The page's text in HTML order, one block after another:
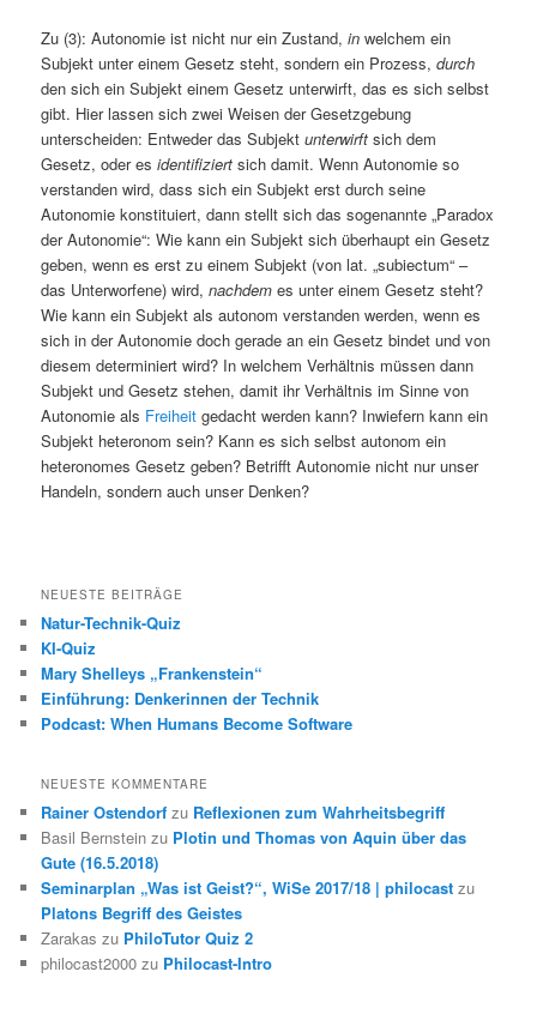
Zu (3): Autonomie ist nicht nur ein Zustand,in welchem ein
Subjekt unter einem Gesetz steht, sondern ein Prozess,durch
den sich ein Subjekt einem Gesetz unterwirft, das es sich selbst
gibt. Hier lassen sich zwei Weisen der Gesetzgebung
unterscheiden: Entweder das Subjektunterwirft sich dem
Gesetz, oder esidentifiziert sich damit. Wenn Autonomie so
verstanden wird, dass sich ein Subjekt erst durch seine
Autonomie konstituiert, dann stellt sich das sogenannte „Paradox
der Autonomie“: Wie kann ein Subjekt sich überhaupt ein Gesetz
geben, wenn es erst zu einem Subjekt (von lat. „subiectum“ –
das Unterworfene) wird,nachdem es unter einem Gesetz steht?
Wie kann ein Subjekt als autonom verstanden werden, wenn es
sich in der Autonomie doch gerade an ein Gesetz bindet und von
diesem determiniert wird? In welchem Verhältnis müssen dann
Subjekt und Gesetz stehen, damit ihr Verhältnis im Sinne von
Autonomie als Freiheit gedacht werden kann? Inwiefern kann ein
Subjekt heteronom sein? Kann es sich selbst autonom ein
heteronomes Gesetz geben? Betrifft Autonomie nicht nur unser
Handeln, sondern auch unser Denken?
NEUESTE BEITRÄGE
Natur-Technik-Quiz
KI-Quiz
Mary Shelleys „Frankenstein“
Einführung: Denkerinnen der Technik
Podcast: When Humans Become Software
NEUESTE KOMMENTARE
Rainer Ostendorf zu Reflexionen zum Wahrheitsbegriff
Basil Bernstein zu Plotin und Thomas von Aquin über das
Gute (16.5.2018)
Seminarplan „Was ist Geist?“, WiSe 2017/18 | philocast zu
Platons Begriff des Geistes
Zarakas zu PhiloTutor Quiz 2
philocast2000 zu Philocast-Intro